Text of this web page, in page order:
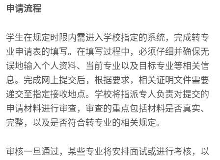
申请流程
学生在规定时限内需进入学校指定的系统，完成转专
业申请表的填写。在填写过程中，必须仔细并确保无
误地输入个人资料、当前专业以及目标专业等相关信
息。完成网上提交后，根据要求，相关证明文件需要
递交至指定接收地点。学校将指派专人负责对提交的
申请材料进行审查，审查的重点包括材料是否真实、
完整，以及是否符合转专业的相关规定。
审核一旦通过，某些专业将安排面试或进行考核，以